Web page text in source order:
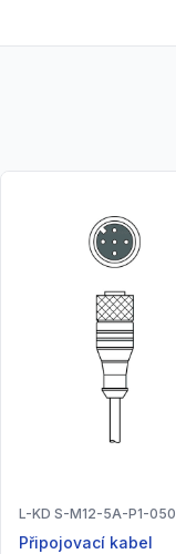
L-KD S-M12-5A-P1-050
Připojovací kabel